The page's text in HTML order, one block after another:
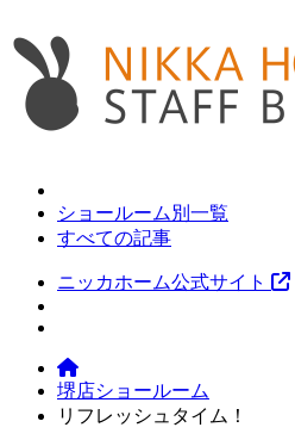
ショールーム別一覧
すべての記事
ニッカホーム公式サイト
堺店ショールーム
リフレッシュタイム！